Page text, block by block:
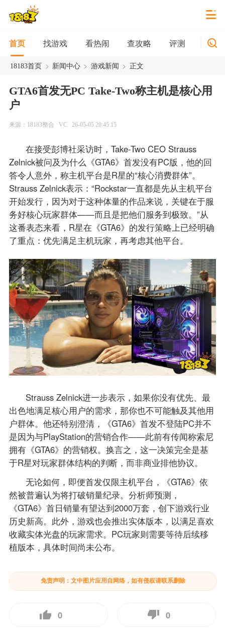
首页 找游戏 看热闹 查攻略 评测 新游
18183首页 > 新闻中心 > 游戏新闻 > 正文
GTA6首发无PC Take-Two称主机是核心用
户
来源：18183整合 VC 26-05-05 20:45:15
在接受彭博社采访时，Take-Two CEO Strauss
Zelnick被问及为什么《GTA6》首发没有PC版，他的回
答令人意外，称主机平台是R星的“核心消费群体”。
Strauss Zelnick表示：“Rockstar一直都是先从主机平台
开始发行，因为对于这种体量的作品来说，关键在于服
务好核心玩家群体——而且是把他们服务到极致。”从
这番表态来看，R星在《GTA6》的发行策略上已经明确
了重点：优先满足主机玩家，再考虑其他平台。
Strauss Zelnick进一步表示，如果你没有优先、最
出色地满足核心用户的需求，那你也不可能触及其他用
户群体。他还特别澄清，《GTA6》首发不登陆PC并不
是因为与PlayStation的营销合作——此前有传闻称索尼
拥有《GTA6》的营销权。换言之，这一决策完全是基
于R星对玩家群体结构的判断，而非商业排他协议。
无论如何，即便首发仅限主机平台，《GTA6》依
然被普遍认为将打破销量纪录。分析师预测，
《GTA6》首日销量有望达到2000万套，创下游戏行业
历史新高。此外，游戏也会推出实体版本，以满足喜欢
收藏实体光盘的玩家需求。PC玩家则需要等待后续移
植版本，具体时间尚未公布。
免责声明：文中图片应用自网络，如有侵权请联系删除
0 0